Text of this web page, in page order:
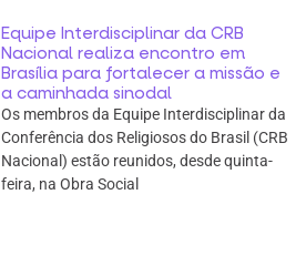
Equipe Interdisciplinar da CRB
Nacional realiza encontro em
Brasília para fortalecer a missão e
a caminhada sinodal
Os membros da Equipe Interdisciplinar da
Conferência dos Religiosos do Brasil (CRB
Nacional) estão reunidos, desde quinta-
feira, na Obra Social